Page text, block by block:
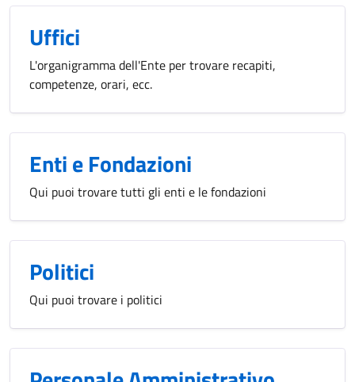
Uffici
L'organigramma dell'Ente per trovare recapiti,
competenze, orari, ecc.
Enti e Fondazioni
Qui puoi trovare tutti gli enti e le fondazioni
Politici
Qui puoi trovare i politici